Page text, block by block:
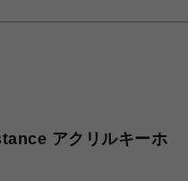
アクリルキーホ